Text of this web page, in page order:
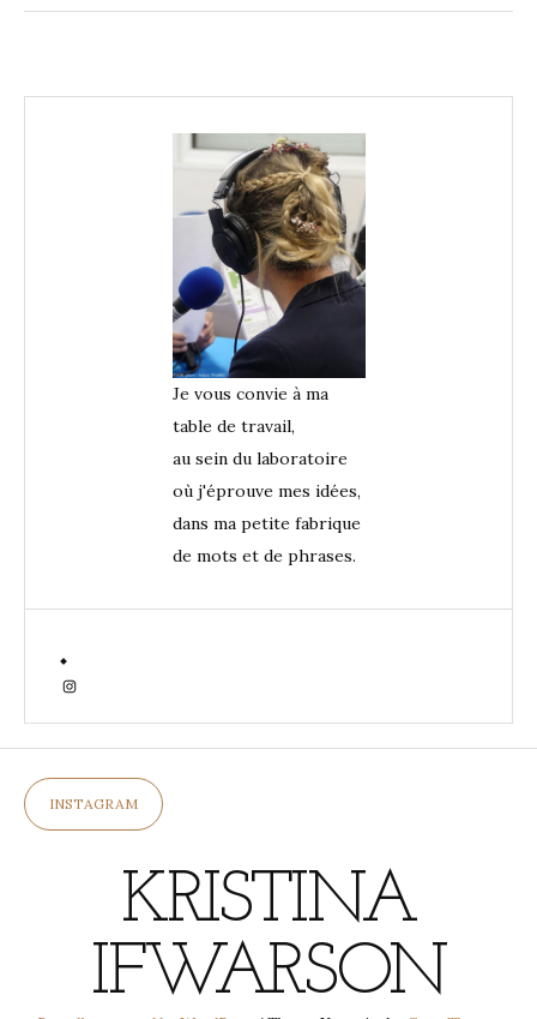
Je vous convie à ma
table de travail,
au sein du laboratoire
où j'éprouve mes idées,
dans ma petite fabrique
de mots et de phrases.
Instagram
INSTAGRAM
KRISTINA
IFWARSON